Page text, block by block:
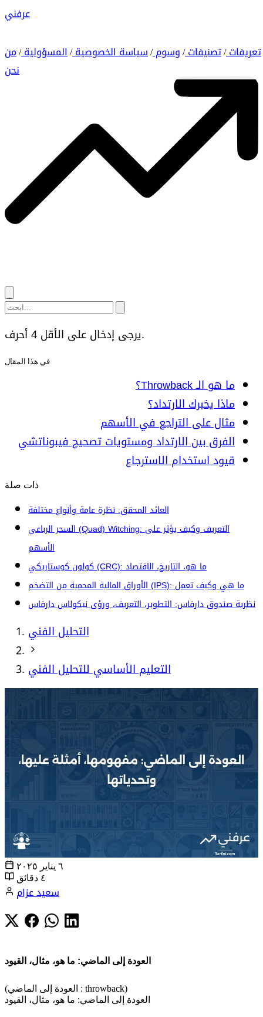
عرفني
تعريفات/ تصنيفات/ وسوم/ سياسة الخصوصية/ المسؤولية/ من
نحن
يرجى إدخال على الأقل 4 أحرف.
في هذا المقال
ما هو الـ Throwback؟
ماذا يخبرك الارتداد؟
مثال على التراجع في الأسهم
الفرق بين الارتداد ومستويات تصحيح فيبوناتشي
قيود استخدام الاسترجاع
ذات صلة
العائد المحقق: نظرة عامة وأنواع مختلفة
السحر الرباعي (Quad) Witching: التعريف وكيف يؤثر على
الأسهم
كولون كوستاريكي (CRC): ما هو، التاريخ، الاقتصاد
الأوراق المالية المحمية من التضخم (IPS): ما هي وكيف تعمل
نظرية صندوق دارفاس: التطوير، التعريف، ورؤى نيكولاس دارفاس
التحليل الفني
التعليم الأساسي للتحليل الفني
٦ يناير ٢٠٢٥
٤ دقائق
سعيد عزام
العودة إلى الماضي: ما هو، مثال، القيود
(العودة إلى الماضي : throwback)
العودة إلى الماضي: ما هو، مثال، القيود